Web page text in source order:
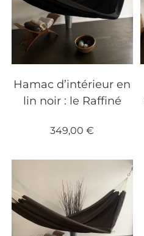
Hamac d’intérieur en
lin noir : le Raffiné
349,00€